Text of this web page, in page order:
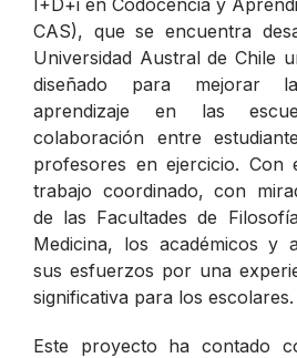
I+D+i en Codocencia y
CAS), que se encuentra
Universidad Austral de Chile
diseñado para mejorar
aprendizaje en las
colaboración entre
profesores en ejercicio. Con
trabajo coordinado, con
de las Facultades de
Medicina, los académicos y
sus esfuerzos por una
significativa para los escolares.
Este proyecto ha contado